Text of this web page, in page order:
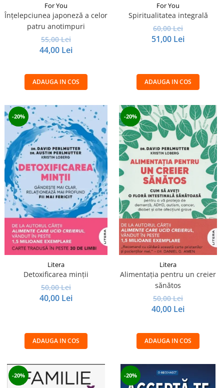
For You
Înțelepciunea japoneză a celor
patru anotimpuri
55,00 Lei
44,00 Lei
ADAUGA IN COS
For You
Spiritualitatea integrală
60,00 Lei
51,00 Lei
ADAUGA IN COS
-20%
Litera
Detoxificarea minții
50,00 Lei
40,00 Lei
ADAUGA IN COS
-20%
Litera
Alimentația pentru un creier
sănătos
50,00 Lei
40,00 Lei
ADAUGA IN COS
-20% -20%